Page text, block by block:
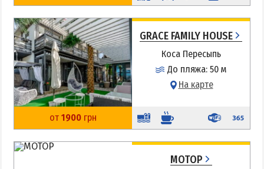
GRACE FAMILY HOUSE
Коса Пересыпь
До пляжа: 50 м
На карте
от 1900 грн
МОТОР